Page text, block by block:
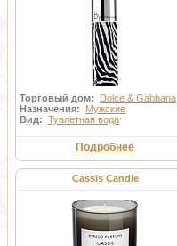
Торговый дом: Dolce & Gabbana
Назначения: Мужские
Вид: Туалетная вода
Подробнее
Cassis Candle